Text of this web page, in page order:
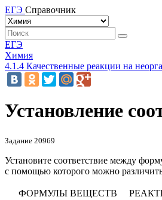
ЕГЭ Справочник
ЕГЭ
Химия
4.1.4 Качественные реакции на
Установление
Задание 20969
Установите соответствие между
с помощью которого можно
ФОРМУЛЫ ВЕЩЕСТВ